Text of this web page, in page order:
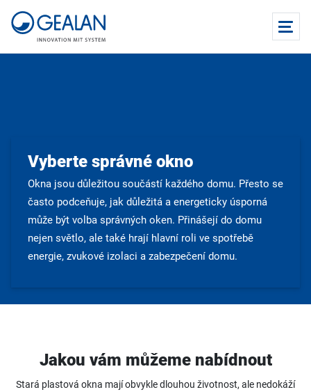
Vyberte správné okno
Okna jsou důležitou součástí každého domu. Přesto se
často podceňuje, jak důležitá a energeticky úsporná
může být volba správných oken. Přinášejí do domu
nejen světlo, ale také hrají hlavní roli ve spotřebě
energie, zvukové izolaci a zabezpečení domu.
Jakou vám můžeme nabídnout
Stará plastová okna mají obvykle dlouhou životnost, ale nedokáží